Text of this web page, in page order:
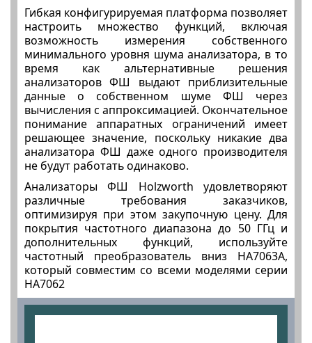
Гибкая конфигурируемая платформа позволяет
настроить множество функций, включая
возможность измерения собственного
минимального уровня шума анализатора, в то
время как альтернативные решения
анализаторов ФШ выдают приблизительные
данные о собственном шуме ФШ через
вычисления с аппроксимацией. Окончательное
понимание аппаратных ограничений имеет
решающее значение, поскольку никакие два
анализатора ФШ даже одного производителя
не будут работать одинаково.
Анализаторы ФШ Holzworth удовлетворяют
различные требования заказчиков,
оптимизируя при этом закупочную цену. Для
покрытия частотного диапазона до 50 ГГц и
дополнительных функций, используйте
частотный преобразователь вниз HA7063A,
который совместим со всеми моделями серии
HA7062